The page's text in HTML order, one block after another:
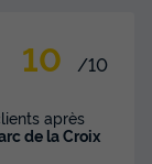
10 /10
après
de la Croix